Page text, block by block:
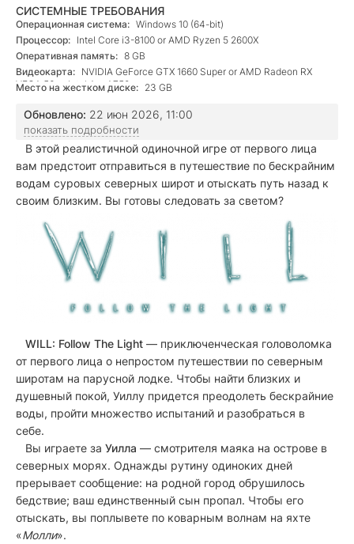
СИСТЕМНЫЕ ТРЕБОВАНИЯ
Операционная система: Windows 10 (64-bit)
Процессор: Intel Core i3-8100 or AMD Ryzen 5 2600X
Оперативная память: 8 GB
Видеокарта: NVIDIA GeForce GTX 1660 Super or AMD Radeon RX
VEGA 56 or Intel Arc A750
Место на жестком диске: 23 GB
Обновлено: 22 июн 2026, 11:00
показать подробности
В этой реалистичной одиночной игре от первого лица
вам предстоит отправиться в путешествие по бескрайним
водам суровых северных широт и отыскать путь назад к
своим близким. Вы готовы следовать за светом?
WILL: Follow The Light — приключенческая головоломка
от первого лица о непростом путешествии по северным
широтам на парусной лодке. Чтобы найти близких и
душевный покой, Уиллу придется преодолеть бескрайние
воды, пройти множество испытаний и разобраться в
себе.
Вы играете за Уилла — смотрителя маяка на острове в
северных морях. Однажды рутину одиноких дней
прерывает сообщение: на родной город обрушилось
бедствие; ваш единственный сын пропал. Чтобы его
отыскать, вы поплывете по коварным волнам на яхте
«Молли».